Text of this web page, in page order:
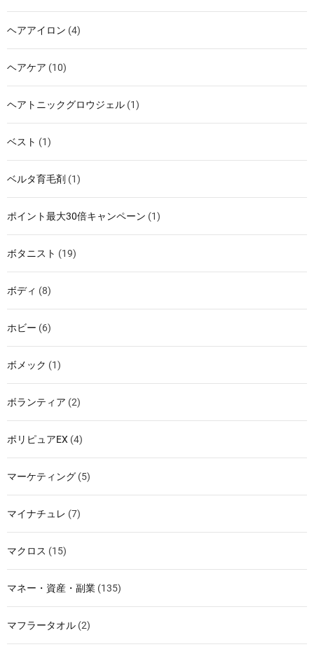
ヘアアイロン (4)
ヘアケア (10)
ヘアトニックグロウジェル (1)
ベスト (1)
ベルタ育毛剤 (1)
ポイント最大30倍キャンペーン (1)
ボタニスト (19)
ボディ (8)
ホビー (6)
ボメック (1)
ボランティア (2)
ポリピュアEX (4)
マーケティング (5)
マイナチュレ (7)
マクロス (15)
マネー・資産・副業 (135)
マフラータオル (2)